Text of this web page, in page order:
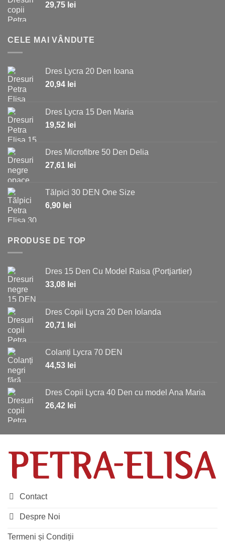
29,75 lei
CELE MAI VÂNDUTE
Dres Lycra 20 Den Ioana
20,94 lei
Dres Lycra 15 Den Maria
19,52 lei
Dres Microfibre 50 Den Delia
27,61 lei
Tălpici 30 DEN One Size
6,90 lei
PRODUSE DE TOP
Dres 15 Den Cu Model Raisa (Portjartier)
33,08 lei
Dres Copii Lycra 20 Den Iolanda
20,71 lei
Colanți Lycra 70 DEN
44,53 lei
Dres Copii Lycra 40 Den cu model Ana Maria
26,42 lei
Contact
Despre Noi
Termeni și Condiții